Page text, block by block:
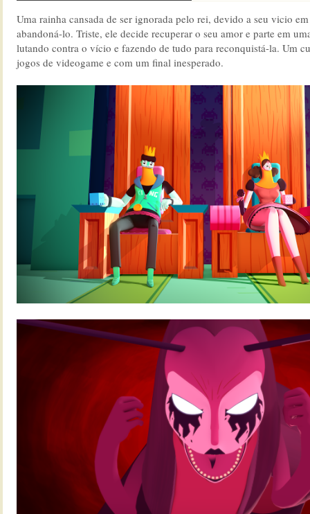
Uma rainha cansada de ser ignorada pelo rei, devido a seu vicio
abandoná-lo. Triste, ele decide recuperar o seu amor e parte em
lutando contra o vício e fazendo de tudo para reconquistá-la. Um
jogos de videogame e com um final inesperado.